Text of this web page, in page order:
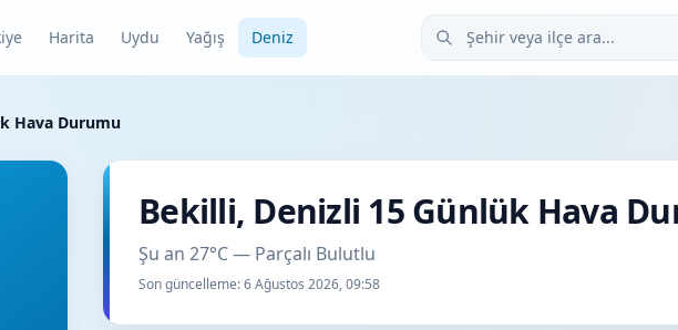
Harita Uydu Yağış Deniz Şehir veya ilçe ara
Hava Durumu
Bekilli, Denizli 15 Günlük Hava
Şu an 27°C — Parçalı Bulutlu
Son güncelleme:6 Ağustos 2026, 09:58